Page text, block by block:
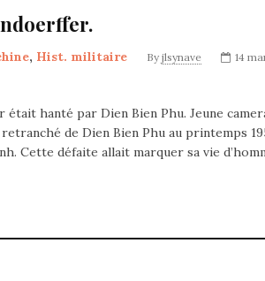
, Hist. militaire By jlsynave 14
hanté par Dien Bien Phu. Jeune
de Dien Bien Phu au printemps
Cette défaite allait marquer sa vie